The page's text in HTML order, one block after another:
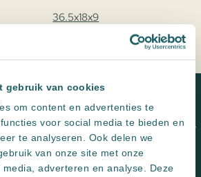
gebruik van cookies
om content en advertenties te
voor social media te bieden en
te analyseren. Ook delen we
van onze site met onze
adverteren en analyse. Deze
36.5x18x9
Fontein Keramiek Mat Zand Beige Qubic
een van onze showrooms
en de perfecte tegels uitzoeken voor
een vrijblijvende kennismaking met een
mogelijkheden te bespreken.